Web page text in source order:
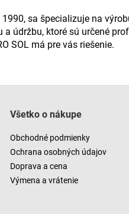
1990, sa špecializuje na
a údržbu, ktoré sú určené
SOL má pre vás riešenie.
Všetko o nákupe
Obchodné podmienky
Ochrana osobných údajov
Doprava a cena
Výmena a vrátenie